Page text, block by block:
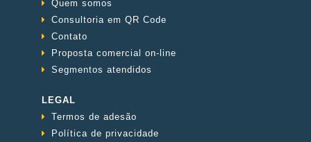
Quem somos
Consultoria em QR Code
Contato
Proposta comercial on-line
Segmentos atendidos
LEGAL
Termos de adesão
Política de privacidade